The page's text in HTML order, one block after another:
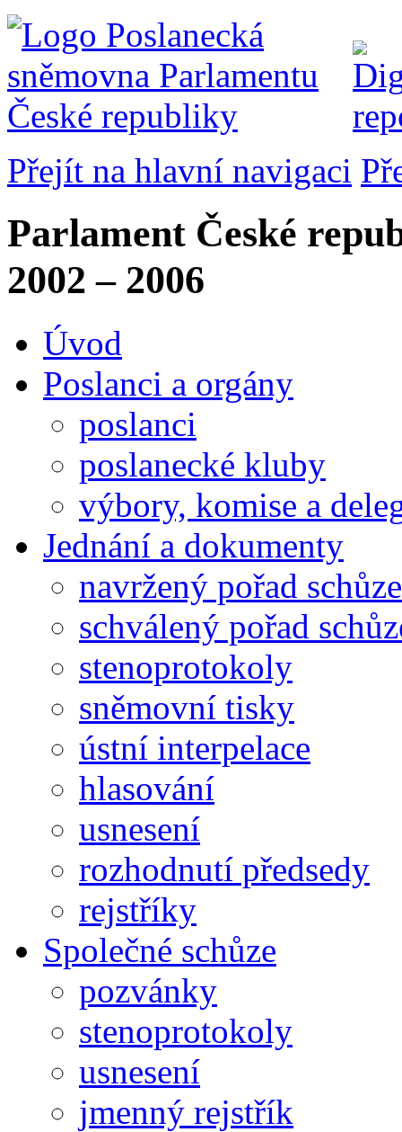
Přejít na hlavní navigaci
Parlament České
2002 – 2006
Úvod
Poslanci a orgány
poslanci
poslanecké kluby
výbory, komise a
Jednání a dokumenty
navržený pořad schůze
schválený pořad
stenoprotokoly
sněmovní tisky
ústní interpelace
hlasování
usnesení
rozhodnutí předsedy
rejstříky
Společné schůze
pozvánky
stenoprotokoly
usnesení
jmenný rejstřík